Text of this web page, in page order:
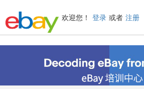
欢迎您！ 登录 或者 注册